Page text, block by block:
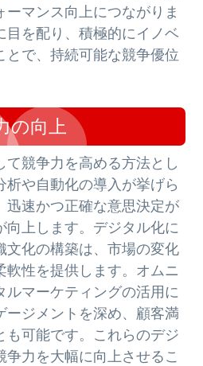
ーマンス向上につながりま
目を配り、積極的にイノベ
とで、持続可能な競争優位
の向上
て競争力を高める方法とし
析や自動化の導入が挙げら
迅速かつ正確な意思決定が
向上します。デジタル化に
文化の構築は、市場の変化
軟性を提供します。オムニ
ルマーケティングの活用に
ージメントを深め、顧客満
も可能です。これらのデジ
争力を大幅に向上させるこ